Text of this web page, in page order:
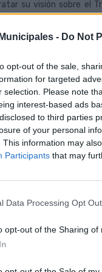
- Do Not
opt-out of the sale,
for targeted
selection. Please note
interest-based ads
to third parties
of your personal
This information may
Participants that may
Data Processing Opt
opt-out of the Sharing of
su visión sobre el
entre el 16 y 25 de
se organiza en
finalidad del certamen
las fotografías
además de
consideración
que reflejen
de entrega de los
un cheque
de sus obras en
cheque regalo de 250
los participantes sin
del certamen.
miembros del jurado
web de Guaguas
Intercambiador de